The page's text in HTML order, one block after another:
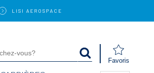
LISI AEROSPACE
Favoris